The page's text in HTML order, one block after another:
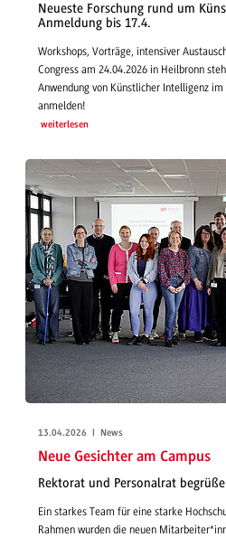
Neueste Forschung rund um
Anmeldung bis 17.4.
Workshops, Vorträge, intensiver
Congress am 24.04.2026 in Heilbronn
Anwendung von Künstlicher Intelligenz
anmelden!
weiterlesen
13.04.2026 | News
Neue Gesichter am Campus
Rektorat und Personalrat
Ein starkes Team für eine starke
Rahmen wurden die neuen